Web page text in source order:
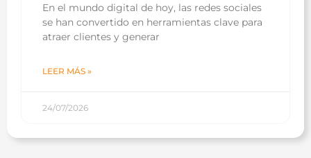
En el mundo digital de hoy, las redes sociales
se han convertido en herramientas clave para
atraer clientes y generar
LEER MÁS »
24/07/2026